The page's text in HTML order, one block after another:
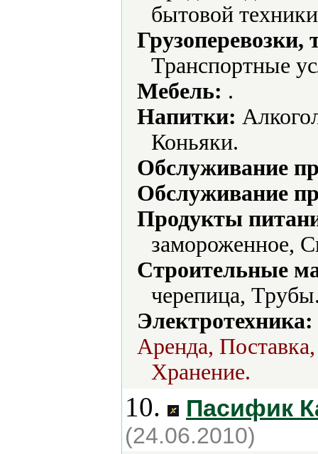
бытовой
Транспортные
Мебель: .
Напитки:
Коньяки.
Обслуживание
Обслуживание
Продукты
замороженное,
Строительные
черепица,
Электротехника:
Аренда,
Хранение.
10. Пасифик
(24.06.2010)